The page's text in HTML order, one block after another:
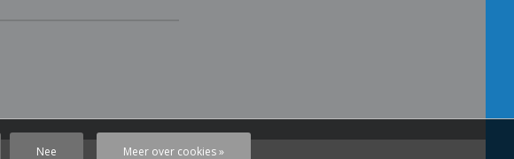
Nee Meer over cookies »